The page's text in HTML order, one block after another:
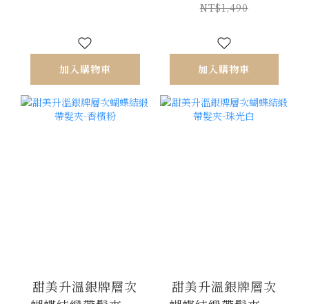
加入購物車
NT$1,490
加入購物車
甜美升溫銀牌層次
甜美升溫銀牌層次